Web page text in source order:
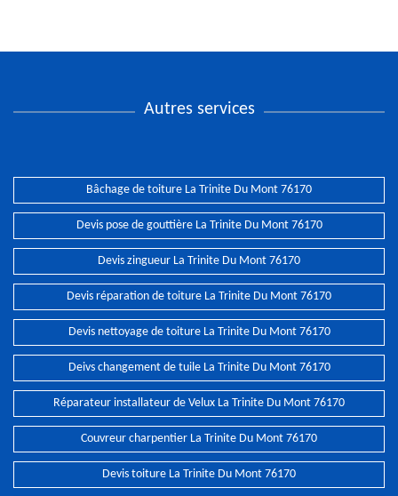
Autres services
Bâchage de toiture La Trinite Du Mont 76170
Devis pose de gouttière La Trinite Du Mont 76170
Devis zingueur La Trinite Du Mont 76170
Devis réparation de toiture La Trinite Du Mont 76170
Devis nettoyage de toiture La Trinite Du Mont 76170
Deivs changement de tuile La Trinite Du Mont 76170
Réparateur installateur de Velux La Trinite Du Mont 76170
Couvreur charpentier La Trinite Du Mont 76170
Devis toiture La Trinite Du Mont 76170